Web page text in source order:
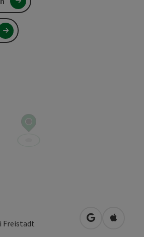
Freistadt in Google
in